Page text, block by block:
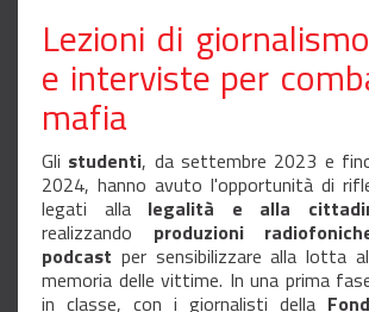
Lezioni di
e interviste per
mafia
Gli studenti, da settembre 2023 e
2024, hanno avuto l'opportunità di
legati alla legalità e alla
realizzando produzioni
podcast per sensibilizzare alla lotta
memoria delle vittime. In una prima
in classe, con i giornalisti della